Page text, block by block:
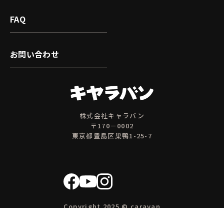
株式会社キャラバン
〒170－0002
東京都豊島区巣鴨1-25-7
FAQ
お問い合わせ